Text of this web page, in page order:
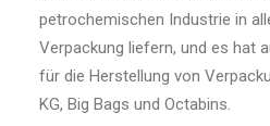
petrochemischen Industrie in
Verpackung liefern, und es hat
für die Herstellung von
KG, Big Bags und Octabins.